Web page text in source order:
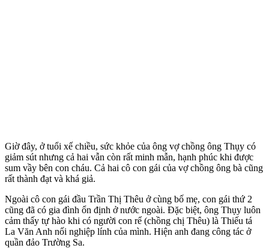
Giờ đây, ở tuổi xế chiều, sức khỏe của ông vợ chồng ông Thụy có
giảm sút nhưng cả hai vẫn còn rất minh mẫn, hạnh phúc khi được
sum vầy bên con cháu. Cả hai cô con gái của vợ chồng ông bà cũng
rất thành đạt và khá giả.
Ngoài cô con gái đầu Trần Thị Thêu ở cùng bố mẹ, con gái thứ 2
cũng đã có gia đình ổn định ở nước ngoài. Đặc biệt, ông Thụy luôn
cảm thấy tự hào khi có người con rể (chồng chị Thêu) là Thiếu tá
La Văn Anh nối nghiệp lính của mình. Hiện anh đang công tác ở
quần đảo Trường Sa.